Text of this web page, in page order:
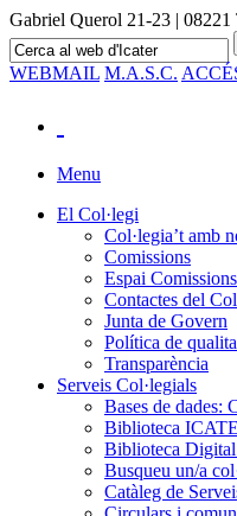
Gabriel Querol 21-23 | 08221
WEBMAIL M.A.S.C.
Menu
El Col·legi
Col·legia’t amb
Comissions
Espai
Contactes del
Junta de Govern
Política de
Transparència
Serveis Col·legials
Bases de dades:
Biblioteca
Biblioteca
Busqueu un/a
Catàleg de